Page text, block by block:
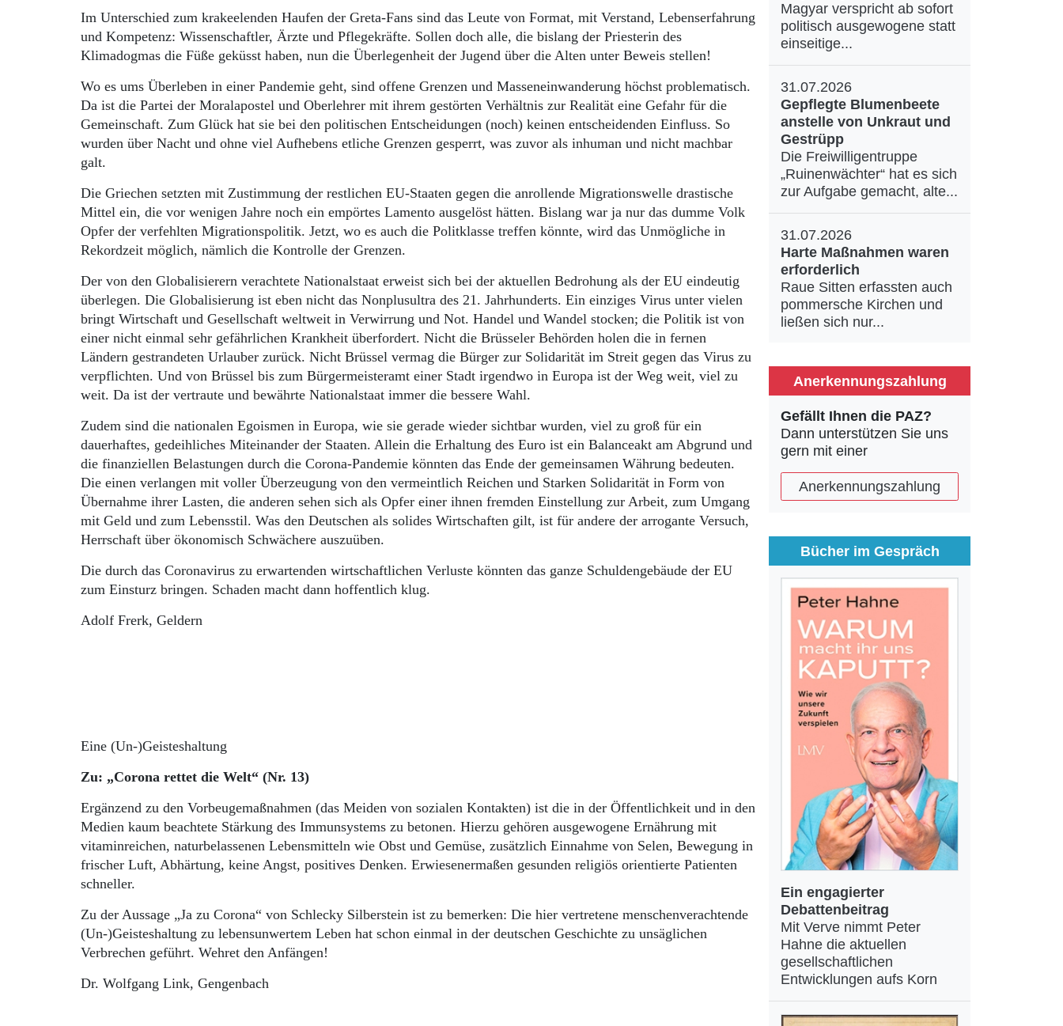
Im Unterschied zum krakeelenden Haufen der Greta-Fans sind das Leute von Format, mit Verstand, Lebenserfahrung
und Kompetenz: Wissenschaftler, Ärzte und Pflegekräfte. Sollen doch alle, die bislang der Priesterin des
Klimadogmas die Füße geküsst haben, nun die Überlegenheit der Jugend über die Alten unter Beweis stellen!
Wo es ums Überleben in einer Pandemie geht, sind offene Grenzen und Masseneinwanderung höchst problematisch.
Da ist die Partei der Moralapostel und Oberlehrer mit ihrem gestörten Verhältnis zur Realität eine Gefahr für die
Gemeinschaft. Zum Glück hat sie bei den politischen Entscheidungen (noch) keinen entscheidenden Einfluss. So
wurden über Nacht und ohne viel Aufhebens etliche Grenzen gesperrt, was zuvor als inhuman und nicht machbar
galt.
Die Griechen setzten mit Zustimmung der restlichen EU-Staaten gegen die anrollende Migrationswelle drastische
Mittel ein, die vor wenigen Jahre noch ein empörtes Lamento ausgelöst hätten. Bislang war ja nur das dumme Volk
Opfer der verfehlten Migrationspolitik. Jetzt, wo es auch die Politklasse treffen könnte, wird das Unmögliche in
Rekordzeit möglich, nämlich die Kontrolle der Grenzen.
Der von den Globalisierern verachtete Nationalstaat erweist sich bei der aktuellen Bedrohung als der EU eindeutig
überlegen. Die Globalisierung ist eben nicht das Nonplusultra des 21. Jahrhunderts. Ein einziges Virus unter vielen
bringt Wirtschaft und Gesellschaft weltweit in Verwirrung und Not. Handel und Wandel stocken; die Politik ist von
einer nicht einmal sehr gefährlichen Krankheit überfordert. Nicht die Brüsseler Behörden holen die in fernen
Ländern gestrandeten Urlauber zurück. Nicht Brüssel vermag die Bürger zur Solidarität im Streit gegen das Virus zu
verpflichten. Und von Brüssel bis zum Bürgermeisteramt einer Stadt irgendwo in Europa ist der Weg weit, viel zu
weit. Da ist der vertraute und bewährte Nationalstaat immer die bessere Wahl.
Zudem sind die nationalen Egoismen in Europa, wie sie gerade wieder sichtbar wurden, viel zu groß für ein
dauerhaftes, gedeihliches Miteinander der Staaten. Allein die Erhaltung des Euro ist ein Ba­lance­akt am Abgrund und
die finanziellen Belastungen durch die Corona-Pandemie könnten das Ende der gemeinsamen Währung bedeuten.
Die einen verlangen mit voller Überzeugung von den vermeintlich Reichen und Starken Solidarität in Form von
Übernahme ihrer Lasten, die anderen sehen sich als Opfer einer ihnen fremden Einstellung zur Arbeit, zum Umgang
mit Geld und zum Lebensstil. Was den Deutschen als solides Wirtschaften gilt, ist für andere der arrogante Versuch,
Herrschaft über ökonomisch Schwächere auszuüben.
Die durch das Coronavirus zu erwartenden wirtschaftlichen Verluste könnten das ganze Schuldengebäude der EU
zum Einsturz bringen. Schaden macht dann hoffentlich klug.
Adolf Frerk, Geldern
Eine (Un-)Geisteshaltung
Zu: „Corona rettet die Welt“ (Nr. 13)
Ergänzend zu den Vorbeugemaßnahmen (das Meiden von sozialen Kontakten) ist die in der Öffentlichkeit und in den
Medien kaum beachtete Stärkung des Immunsystems zu betonen. Hierzu gehören ausgewogene Ernährung mit
vitaminreichen, naturbelassenen Lebensmitteln wie Obst und Gemüse, zusätzlich Einnahme von Selen, Bewegung in
frischer Luft, Abhärtung, keine Angst, positives Denken. Erwiesenermaßen gesunden religiös orientierte Patienten
schneller.
Zu der Aussage „Ja zu Corona“ von Schlecky Silberstein ist zu bemerken: Die hier vertretene menschenverachtende
(Un-)Geisteshaltung zu lebensunwertem Leben hat schon einmal in der deutschen Geschichte zu unsäglichen
Verbrechen geführt. Wehret den Anfängen!
Dr. Wolfgang Link, Gengenbach
Magyar verspricht ab sofort
politisch ausgewogene statt
einseitige...
31.07.2026
Gepflegte Blumenbeete
anstelle von Unkraut und
Gestrüpp
Die Freiwilligentruppe
„Ruinenwächter“ hat es sich
zur Aufgabe gemacht, alte...
31.07.2026
Harte Maßnahmen waren
erforderlich
Raue Sitten erfassten auch
pommersche Kirchen und
ließen sich nur...
Anerkennungszahlung
Gefällt Ihnen die PAZ?
Dann unterstützen Sie uns
gern mit einer
Anerkennungszahlung
Bücher im Gespräch
Ein engagierter
Debattenbeitrag
Mit Verve nimmt Peter
Hahne die aktuellen
gesellschaftlichen
Entwicklungen aufs Korn